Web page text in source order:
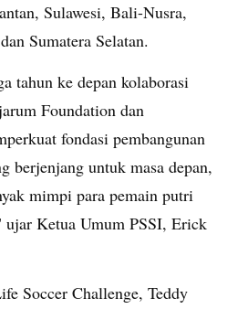
Sulawesi, Bali-Nusra,
Sumatera Selatan.
tahun ke depan kolaborasi
Foundation dan
fondasi pembangunan
berjenjang untuk masa depan,
mimpi para pemain putri
ujar Ketua Umum PSSI, Erick
Soccer Challenge, Teddy